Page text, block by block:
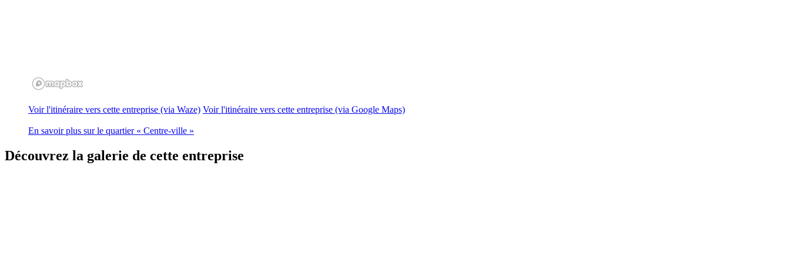
Voir l'itinéraire vers cette entreprise (via Waze) Voir l'itinéraire vers cette entreprise (via Google Maps)
En savoir plus sur le quartier « Centre-ville »
Découvrez la galerie de cette entreprise